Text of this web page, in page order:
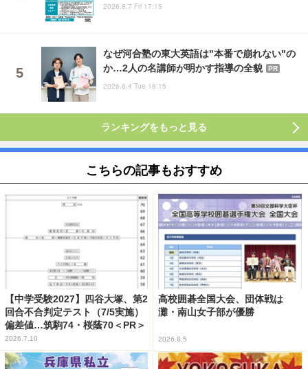
2026.8.7 Fri 17:15
なぜ河合塾の東大英語は"本番で崩れない"の
か…2人の名講師が明かす指導の全貌
PR
2026.8.4 Tue 18:15
ランキングをもっと見る
こちらの記事もおすすめ
【中学受験2027】四谷大塚、第2
回合不合判定テスト（7/5実施）
偏差値…筑駒74・桜蔭70＜PR＞
2026.7.10
高校囲碁全国大会、団体戦は
灘・南山女子部が優勝
2026.8.5